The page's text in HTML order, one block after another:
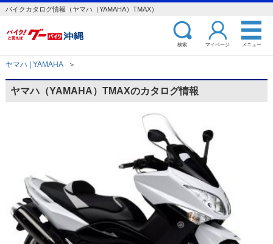
バイクカタログ情報（ヤマハ（YAMAHA）TMAX）
検索 マイページ メニュー
ヤマハ | YAMAHA ＞
ヤマハ（YAMAHA）TMAXのカタログ情報